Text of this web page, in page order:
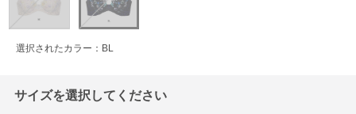
選択されたカラー：BL
サイズを選択してください